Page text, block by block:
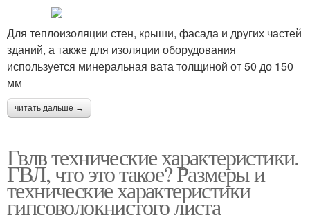
Для теплоизоляции стен, крыши, фасада и других частей
зданий, а также для изоляции оборудования
используется минеральная вата толщиной от 50 до 150
мм
читать дальше →
Гвлв технические характеристики.
ГВЛ, что это такое? Размеры и
технические характеристики
гипсоволокнистого листа